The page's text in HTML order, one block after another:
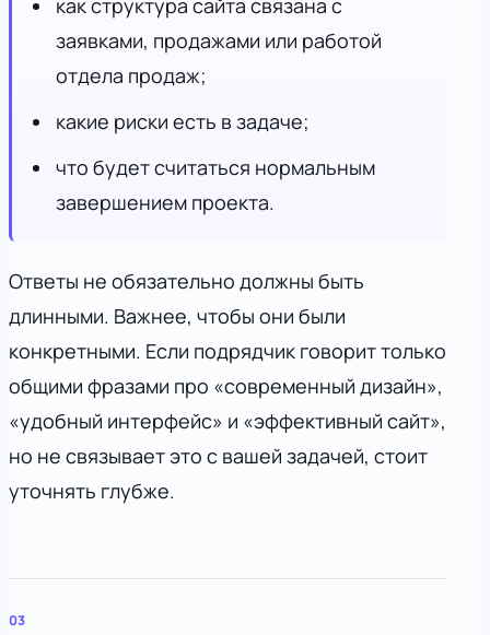
как структура сайта связана с
заявками, продажами или работой
отдела продаж;
какие риски есть в задаче;
что будет считаться нормальным
завершением проекта.
Ответы не обязательно должны быть
длинными. Важнее, чтобы они были
конкретными. Если подрядчик говорит только
общими фразами про «современный дизайн»,
«удобный интерфейс» и «эффективный сайт»,
но не связывает это с вашей задачей, стоит
уточнять глубже.